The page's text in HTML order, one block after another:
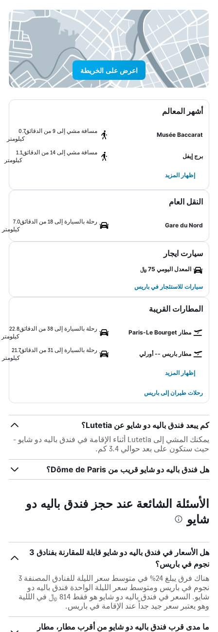
اعرض على الخريطة
أشهر المعالم
Musée Baccarat
مسافة مشي إلى 9 من الدقائق
0.7
كيلومتر
برج إيفل
مسافة مشي إلى 14 من الدقائق
1.1
كيلومتر
إظهار المزيد
النقل العام
Gare du Nord
رحلة بالسيارة إلى 18 من الدقائق
7.0
كيلومتر
سيارت ايجار
المعدل اليومي 75 ﷼
سيارات للاستئجار في باريس
المطارات القريبة
مطار Paris-Le Bourget
رحلة بالسيارة إلى 38 من الدقائق
22.8
كيلومتر
مطار باريس -- أورلي
رحلة بالسيارة إلى 31 من الدقائق
21.7
كيلومتر
إظهار المزيد
رحلات طيران إلى باريس
كم يبعد فندق باليه دو شايو عن Lutetia؟
يمكنك المشي إلى Lutetia أثناء الإقامة في فندق باليه دو شايو -
حيث ستكون على بعد حوالي 3.4 كم.
هل فندق باليه دو شايو قريب من Dôme de Paris؟
الأسئلة الشائعة عند حجز فندق باليه دو
شايو
هل الأسعار في فندق باليه دو شايو قابلة للمقارنة بفنادق 3
نجوم في باريس؟
هناك فرق يبلغ 24% في متوسط ​​سعر الليلة للفنادق المصنفة 3
نجوم في باريس ومتوسط ​​سعر الليلة الواحدة فندق باليه دو
شايو. السعر في فندق باليه دو شايو هو فقط 814 ﷼ في الللية
وهو يعتبر سعر جيد جداً عند الإقامة في باريس.
ما مدى قرب فندق باليه دو شايو من أقرب مطار، مطار